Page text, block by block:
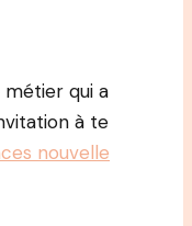
métier qui a
à te
nouvelle